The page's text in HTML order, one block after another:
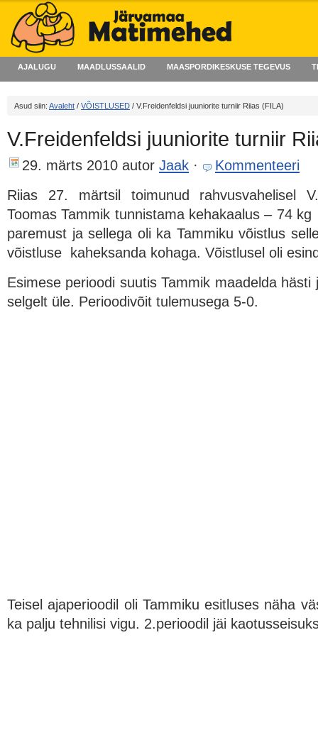
AJALUGU MAADLUSSAALID MAASPORDIKESKUSE TEGEVUS
Asud siin: Avaleht / VÕISTLUSED / V.Freidenfeldsi juuniorite turniir Riias (FILA)
V.Freidenfeldsi juuniorite turniir
29. märts 2010 autor Jaak ·
Kommenteeri
Riias 27. märtsil toimunud rahvusvahelisel
Toomas Tammik tunnistama kehakaalus – 74
paremust ja sellega oli ka Tammiku võistlus
võistluse kaheksanda kohaga. Võistlusel oli
Esimese perioodi suutis Tammik maadelda
selgelt üle. Perioodivõit tulemusega 5-0.
Teisel ajaperioodil oli Tammiku esitluses näha
ka palju tehnilisi vigu. 2.perioodil jäi